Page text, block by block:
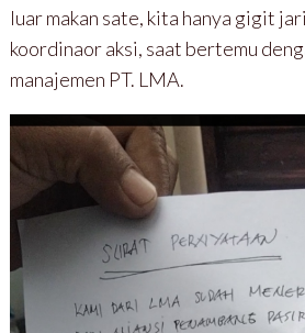
luar makan sate, kita hanya gigit
koordinaor aksi, saat bertemu
manajemen PT. LMA.